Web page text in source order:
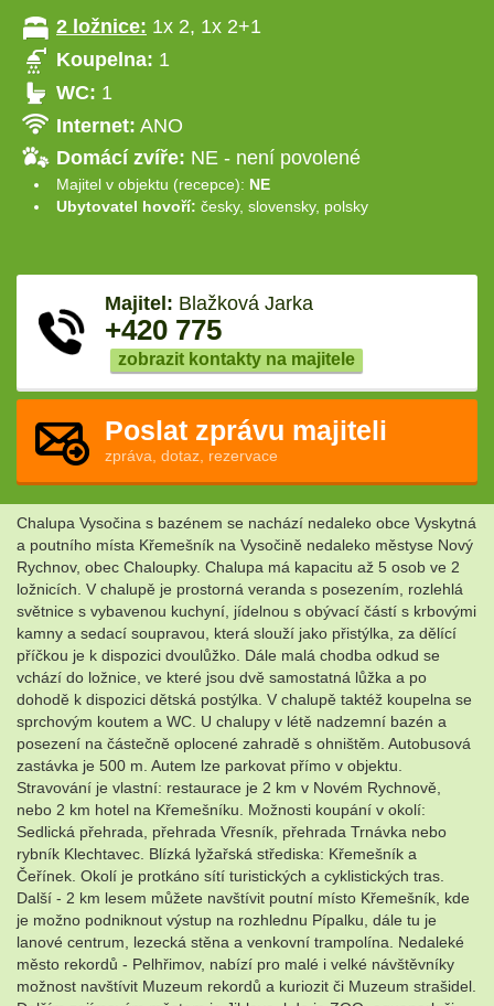
2 ložnice: 1x 2, 1x 2+1
Koupelna: 1
WC: 1
Internet: ANO
Domácí zvíře: NE - není povolené
Majitel v objektu (recepce): NE
Ubytovatel hovoří: česky, slovensky, polsky
Majitel: Blažková Jarka
+420 775
zobrazit kontakty na majitele
Poslat zprávu majiteli
zpráva, dotaz, rezervace
Chalupa Vysočina s bazénem se nachází nedaleko obce Vyskytná
a poutního místa Křemešník na Vysočině nedaleko městyse Nový
Rychnov, obec Chaloupky. Chalupa má kapacitu až 5 osob ve 2
ložnicích. V chalupě je prostorná veranda s posezením, rozlehlá
světnice s vybavenou kuchyní, jídelnou s obývací částí s krbovými
kamny a sedací soupravou, která slouží jako přistýlka, za dělící
příčkou je k dispozici dvoulůžko. Dále malá chodba odkud se
vchází do ložnice, ve které jsou dvě samostatná lůžka a po
dohodě k dispozici dětská postýlka. V chalupě taktéž koupelna se
sprchovým koutem a WC. U chalupy v létě nadzemní bazén a
posezení na částečně oplocené zahradě s ohništěm. Autobusová
zastávka je 500 m. Autem lze parkovat přímo v objektu.
Stravování je vlastní: restaurace je 2 km v Novém Rychnově,
nebo 2 km hotel na Křemešníku. Možnosti koupání v okolí:
Sedlická přehrada, přehrada Vřesník, přehrada Trnávka nebo
rybník Klechtavec. Blízká lyžařská střediska: Křemešník a
Čeřínek. Okolí je protkáno sítí turistických a cyklistických tras.
Další - 2 km lesem můžete navštívit poutní místo Křemešník, kde
je možno podniknout výstup na rozhlednu Pípalku, dále tu je
lanové centrum, lezecká stěna a venkovní trampolína. Nedaleké
město rekordů - Pelhřimov, nabízí pro malé i velké návštěvníky
možnost navštívit Muzeum rekordů a kuriozit či Muzeum strašidel.